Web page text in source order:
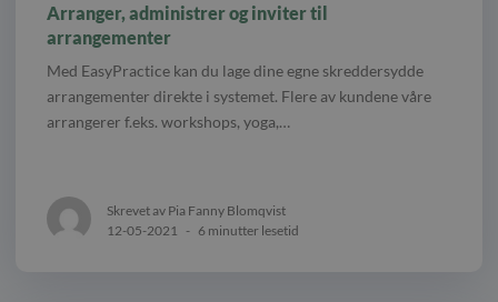
Arranger, administrer og inviter til
arrangementer
Med EasyPractice kan du lage dine egne skreddersydde
arrangementer direkte i systemet. Flere av kundene våre
arrangerer f.eks. workshops, yoga,…
Skrevet av Pia Fanny Blomqvist
12-05-2021
- 6 minutter lesetid